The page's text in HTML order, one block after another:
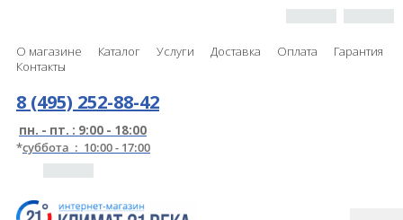
О магазине Каталог Услуги Доставка Оплата
Гарантия
Контакты
8 (495) 252-88-42
пн. - пт. : 9:00 - 18:00
*суббота : 10:00 - 17:00